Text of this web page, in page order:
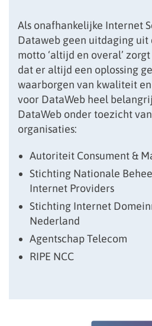
Als onafhankelijke Internet
Dataweb geen uitdaging uit
motto ‘altijd en overal’
dat er altijd een oplossing
waarborgen van kwaliteit
voor DataWeb heel
DataWeb onder toezicht
organisaties:
Autoriteit Consument &
Stichting Nationale
Internet Providers
Stichting Internet
Nederland
Agentschap Telecom
RIPE NCC